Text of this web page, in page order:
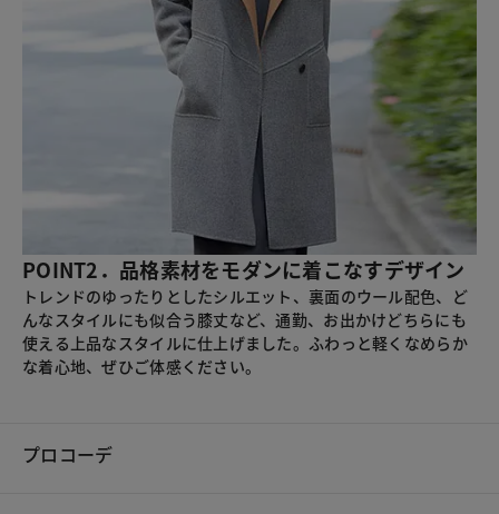
POINT2．品格素材をモダンに着こなすデザイン
トレンドのゆったりとしたシルエット、裏面のウール配色、ど
んなスタイルにも似合う膝丈など、通勤、お出かけどちらにも
使える上品なスタイルに仕上げました。ふわっと軽くなめらか
な着心地、ぜひご体感ください。
プロコーデ